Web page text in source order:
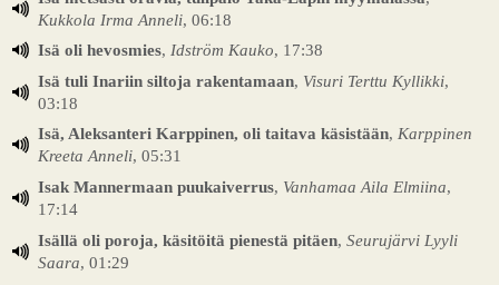
Kukkola Irma Anneli, 06:18
Isä oli hevosmies, Idström Kauko, 17:38
Isä tuli Inariin siltoja rakentamaan, Visuri Terttu Kyllikki,
03:18
Isä, Aleksanteri Karppinen, oli taitava käsistään, Karppinen
Kreeta Anneli, 05:31
Isak Mannermaan puukaiverrus, Vanhamaa Aila Elmiina,
17:14
Isällä oli poroja, käsitöitä pienestä pitäen, Seurujärvi Lyyli
Saara, 01:29